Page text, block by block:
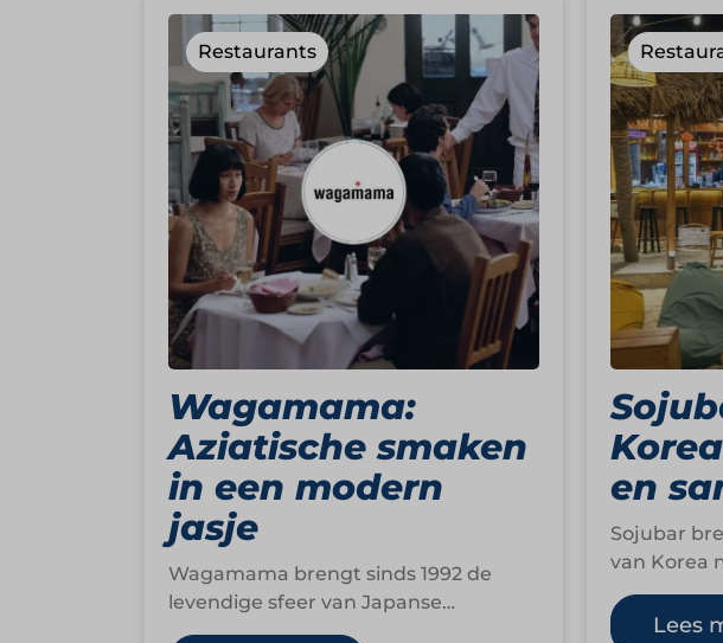
Restaurants
Wagamama:
Aziatische smaken
in een modern
jasje
Wagamama brengt sinds 1992 de
levendige sfeer van Japanse
ramenbars naar een breed publiek.
en
Sojubar
van Korea
Hier draait
fried…Lees